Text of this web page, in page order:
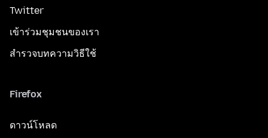
Twitter
เข้าร่วมชุมชนของเรา
สำรวจบทความวิธีใช้
Firefox
ดาวน์โหลด